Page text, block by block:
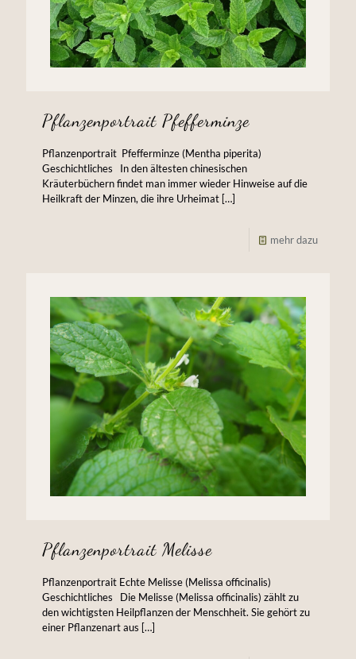
Pflanzenportrait Pfefferminze
Pflanzenportrait Pfefferminze (Mentha piperita)
Geschichtliches In den ältesten chinesischen
Kräuterbüchern findet man immer wieder Hinweise auf die
Heilkraft der Minzen, die ihre Urheimat […]
mehr dazu
Pflanzenportrait Melisse
Pflanzenportrait Echte Melisse (Melissa officinalis)
Geschichtliches Die Melisse (Melissa officinalis) zählt zu
den wichtigsten Heilpflanzen der Menschheit. Sie gehört zu
einer Pflanzenart aus […]